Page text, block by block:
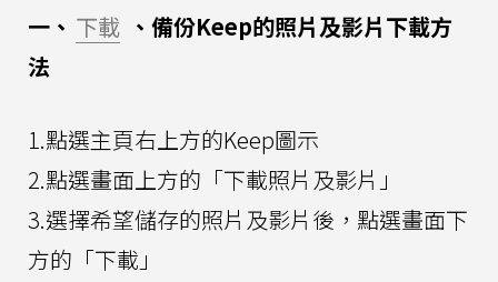
一、 下載 、備份Keep的照片及影片下載方
法
1.點選主頁右上方的Keep圖示
2.點選畫面上方的「下載照片及影片」
3.選擇希望儲存的照片及影片後，點選畫面下
方的「下載」